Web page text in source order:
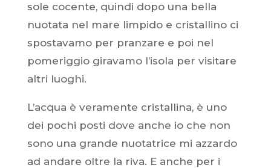
sole cocente, quindi dopo una bella
nuotata nel mare limpido e cristallino ci
spostavamo per pranzare e poi nel
pomeriggio giravamo l’isola per visitare
altri luoghi.
L’acqua è veramente cristallina, è uno
dei pochi posti dove anche io che non
sono una grande nuotatrice mi azzardo
ad andare oltre la riva. E anche per i